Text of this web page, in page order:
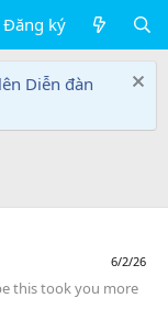
Đăng ký
Diễn đàn
6/2/26
this took you more